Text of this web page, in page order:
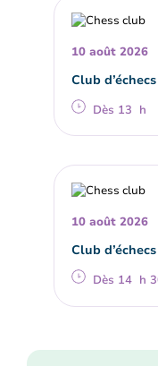
10 août 2026
Club d’échecs
Dès 13 h
10 août 2026
Club d’échecs
Dès 14 h